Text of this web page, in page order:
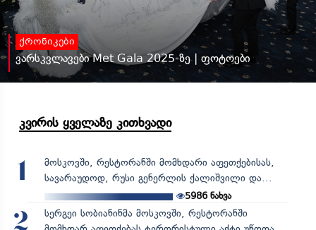
ქრონიკები
ვარსკვლავები Met Gala 2025-ზე | ფოტოები
კვირის ყველაზე კითხვადი
1
მოსკოვში, რესტორანში მომხდარი აფეთქებისას,
სავარაუდოდ, რუსი გენერლის ქალიშვილი და...
5986ნახვა
2
სერგეი სობიანინმა მოსკოვში, რესტორანში